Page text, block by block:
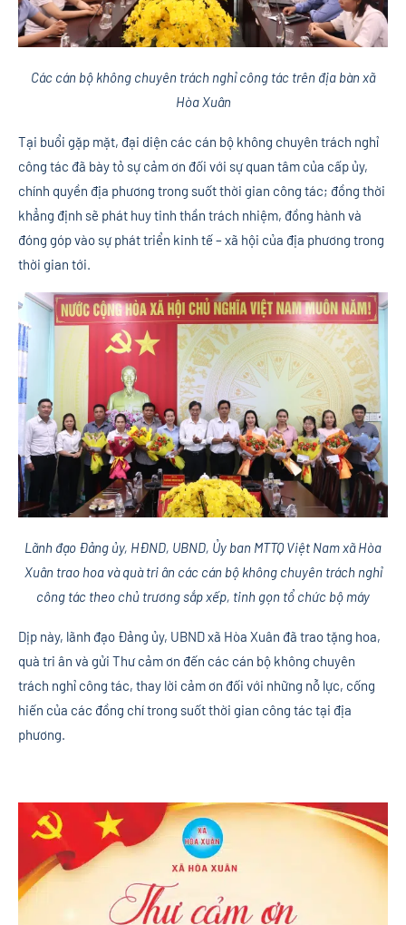
Các cán bộ không chuyên trách nghỉ công tác trên địa bàn xã
Hòa Xuân
Tại buổi gặp mặt, đại diện các cán bộ không chuyên trách nghỉ
công tác đã bày tỏ sự cảm ơn đối với sự quan tâm của cấp ủy,
chính quyền địa phương trong suốt thời gian công tác; đồng thời
khẳng định sẽ phát huy tinh thần trách nhiệm, đồng hành và
đóng góp vào sự phát triển kinh tế – xã hội của địa phương trong
thời gian tới.
Lãnh đạo Đảng ủy, HĐND, UBND, Ủy ban MTTQ Việt Nam xã Hòa
Xuân trao hoa và quà tri ân các cán bộ không chuyên trách nghỉ
công tác theo chủ trương sắp xếp, tinh gọn tổ chức bộ máy
Dịp này, lãnh đạo Đảng ủy, UBND xã Hòa Xuân đã trao tặng hoa,
quà tri ân và gửi Thư cảm ơn đến các cán bộ không chuyên
trách nghỉ công tác, thay lời cảm ơn đối với những nỗ lực, cống
hiến của các đồng chí trong suốt thời gian công tác tại địa
phương.